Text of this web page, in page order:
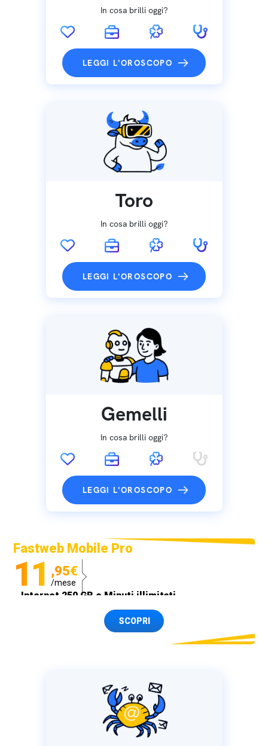
In cosa brilli oggi?
LEGGI L'OROSCOPO
Toro
In cosa brilli oggi?
LEGGI L'OROSCOPO
Gemelli
In cosa brilli oggi?
LEGGI L'OROSCOPO
Fastweb Mobile Pro
11 ,95€
/mese
Internet 250 GB e Minuti illimitati
Spedizione SIM GRATISSCOPRI